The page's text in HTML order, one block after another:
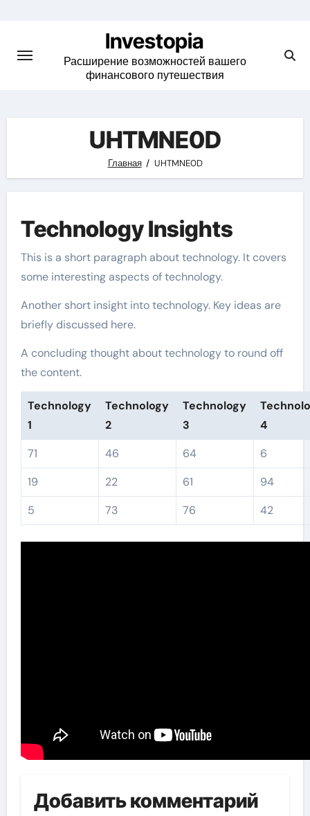
content
Investopia
Расширение возможностей вашего
финансового путешествия
UHTMNE0D
Главная UHTMNE0D
Technology Insights
This is a short paragraph about technology. It covers
some interesting aspects of technology.
Another short insight into technology. Key ideas are
briefly discussed here.
A concluding thought about technology to round off
the content.
Technology
1
Technology
2
Technology
3
4
71
46 64
6
19
22 61
94
5
73 76 42
Добавить комментарий